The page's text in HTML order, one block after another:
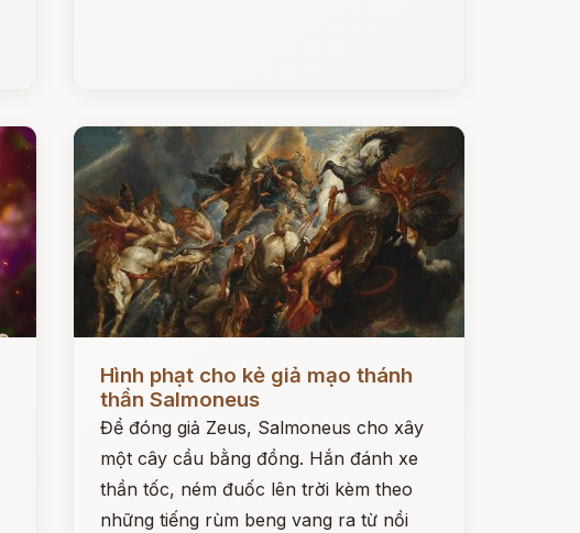
Hình phạt cho kẻ giả mạo thánh
thần Salmoneus
Để đóng giả Zeus, Salmoneus cho xây
một cây cầu bằng đồng. Hắn đánh xe
thần tốc, ném đuốc lên trời kèm theo
những tiếng rùm beng vang ra từ nồi